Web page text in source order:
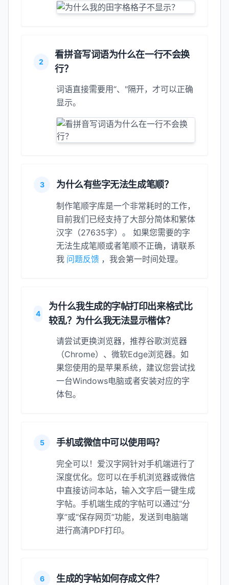
2
看拼音写词语为什么在一行不会换
行？
词语直接需要用“、"隔开，才可以正确
显示。
3 为什么有些字无法生成笔顺？
制作笔顺字库是一个非常耗时的工作，
目前我们已经支持了大部分简体和繁体
汉字（27635字）。 如果您需要的字
无法生成笔顺或者笔顺不正确，请联系
我 问题反馈 ，我会第一时间处理。
4
为什么我生成的字帖打印出来格式比
较乱？为什么我无法显示楷体？
请尝试更换浏览器，推荐谷歌浏览器
（Chrome）、微软Edge浏览器。如
果您使用的是苹果系统，建议您尝试找
一台Windows电脑或者安装对应的字
体包。
5 手机或微信中可以使用吗？
完全可以！爱汉字网针对手机端进行了
深度优化。您可以在手机浏览器或微信
中直接访问本站，输入文字后一键生成
字帖。手机端生成的字帖可以通过“分
享”或“保存网页”功能，发送到电脑端
进行高清PDF打印。
6 生成的字帖如何存成文件？